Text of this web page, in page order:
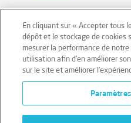
Mentions légales
Données personnelles
Données personnelles –
En cliquant sur « Accepter tous
dépôt et le stockage de cookies
mesurer la performance de
utilisation afin d’en améliorer
sur le site et améliorer